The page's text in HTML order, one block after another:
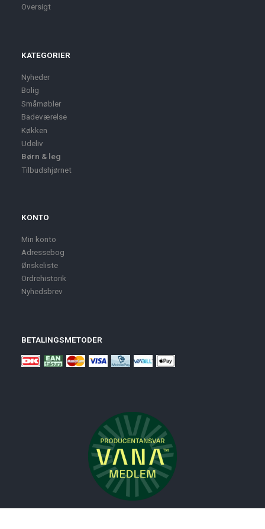
Oversigt
KATEGORIER
Nyheder
Bolig
Småmøbler
Badeværelse
Køkken
Udeliv
Børn & leg
Tilbudshjørnet
KONTO
Min konto
Adressebog
Ønskeliste
Ordrehistorik
Nyhedsbrev
BETALINGSMETODER